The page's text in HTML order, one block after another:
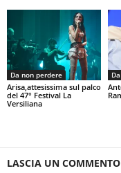
Da non perdere
Arisa,attesissima sul palco
del 47° Festival La
Versiliana
LASCIA UN COMMENTO